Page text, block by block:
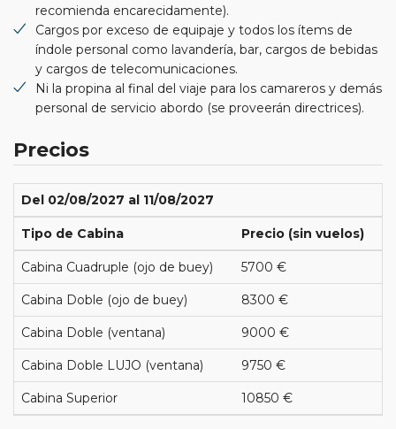
recomienda encarecidamente).
Cargos por exceso de equipaje y todos los ítems de
índole personal como lavandería, bar, cargos de bebidas
y cargos de telecomunicaciones.
Ni la propina al final del viaje para los camareros y demás
personal de servicio abordo (se proveerán directrices).
Precios
Del 02/08/2027 al 11/08/2027
Tipo de Cabina Precio (sin vuelos)
Cabina Cuadruple (ojo de buey) 5700 €
Cabina Doble (ojo de buey) 8300 €
Cabina Doble (ventana) 9000 €
Cabina Doble LUJO (ventana) 9750 €
Cabina Superior 10850 €